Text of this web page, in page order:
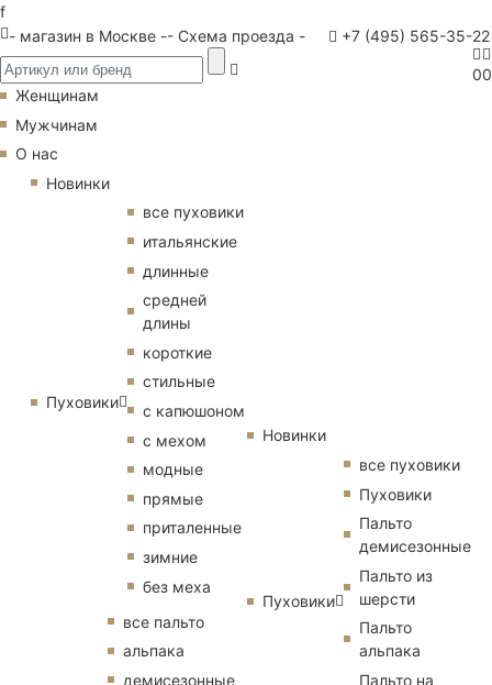
f
- магазин в Москве -- Схема проезда - +7 (495) 565-35-22
00
Женщинам
Мужчинам
О нас
Новинки
Пуховики
все пуховики
итальянские
длинные
средней
длины
короткие
стильные
с капюшоном
с мехом
модные
прямые
приталенные
зимние
без меха
все пальто
альпака
демисезонные
Новинки
Пуховики
все пуховики
Пуховики
Пальто
демисезонные
Пальто из
шерсти
Пальто
альпака
Пальто на